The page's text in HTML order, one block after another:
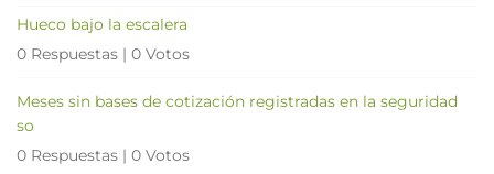
Hueco bajo la escalera
0 Respuestas | 0 Votos
Meses sin bases de cotización registradas en la seguridad
so
0 Respuestas | 0 Votos